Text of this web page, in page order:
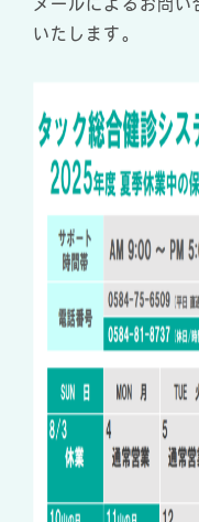
メールによるお問
いたします。